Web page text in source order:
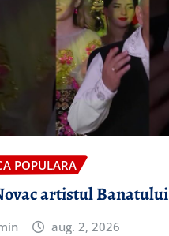
POPULARA
artistul Banatului
aug. 2, 2026